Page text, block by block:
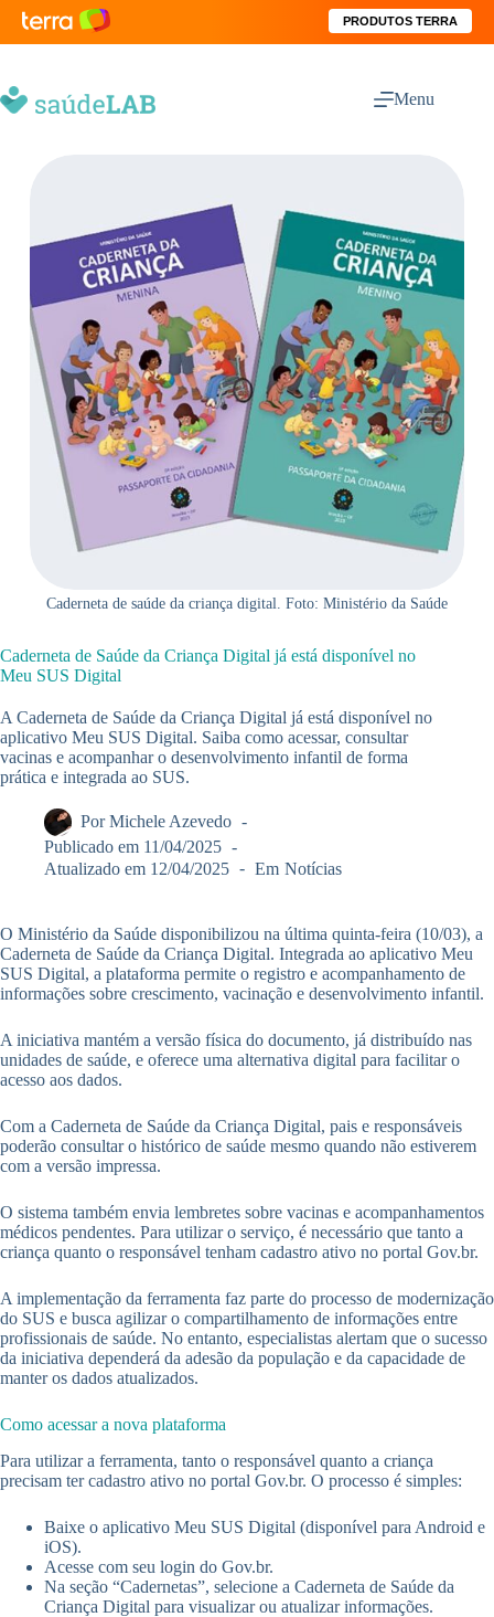
PRODUTOS TERRA
Menu
Caderneta de saúde da criança digital. Foto: Ministério da Saúde
Caderneta de Saúde da Criança Digital já está disponível no
Meu SUS Digital
A Caderneta de Saúde da Criança Digital já está disponível no
aplicativo Meu SUS Digital. Saiba como acessar, consultar
vacinas e acompanhar o desenvolvimento infantil de forma
prática e integrada ao SUS.
Por Michele Azevedo
Publicado em 11/04/2025
Atualizado em 12/04/2025 Em Notícias
O Ministério da Saúde disponibilizou na última quinta-feira (10/03), a
Caderneta de Saúde da Criança Digital. Integrada ao aplicativo Meu
SUS Digital, a plataforma permite o registro e acompanhamento de
informações sobre crescimento, vacinação e desenvolvimento infantil.
A iniciativa mantém a versão física do documento, já distribuído nas
unidades de saúde, e oferece uma alternativa digital para facilitar o
acesso aos dados.
Com a Caderneta de Saúde da Criança Digital, pais e responsáveis
poderão consultar o histórico de saúde mesmo quando não estiverem
com a versão impressa.
O sistema também envia lembretes sobre vacinas e acompanhamentos
médicos pendentes. Para utilizar o serviço, é necessário que tanto a
criança quanto o responsável tenham cadastro ativo no portal Gov.br.
A implementação da ferramenta faz parte do processo de modernização
do SUS e busca agilizar o compartilhamento de informações entre
profissionais de saúde. No entanto, especialistas alertam que o sucesso
da iniciativa dependerá da adesão da população e da capacidade de
manter os dados atualizados.
Como acessar a nova plataforma
Para utilizar a ferramenta, tanto o responsável quanto a criança
precisam ter cadastro ativo no portal Gov.br. O processo é simples:
Baixe o aplicativo Meu SUS Digital (disponível para Android e
iOS).
Acesse com seu login do Gov.br.
Na seção “Cadernetas”, selecione a Caderneta de Saúde da
Criança Digital para visualizar ou atualizar informações.